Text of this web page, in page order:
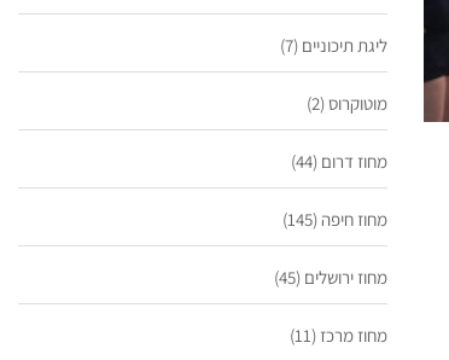
ליגת תיכוניים (7)
מוטוקרוס(2)
מחוז דרום (44)
מחוז חיפה (145)
מחוז ירושלים (45)
מחוז מרכז (11)